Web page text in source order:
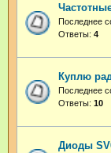
Последнее
Ответы: 4
Куплю
Последнее
Ответы: 10
Диоды